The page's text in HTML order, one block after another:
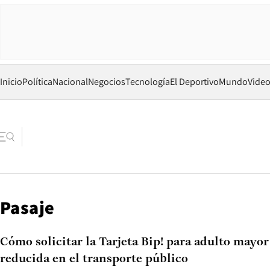
InicioPolíticaNacionalNegociosTecnologíaEl DeportivoMundo
Pasaje
Cómo solicitar la Tarjeta Bip! para adulto
reducida en el transporte público